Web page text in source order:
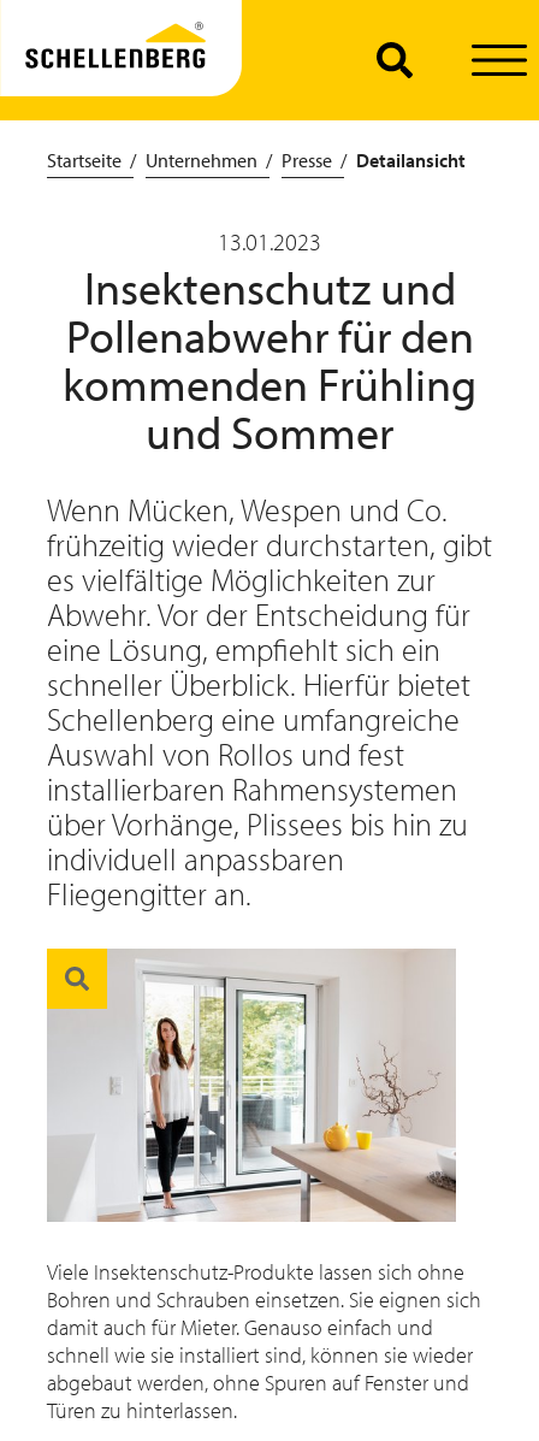
Startseite Unternehmen Presse Detailansicht
13.01.2023
Insektenschutz und
Pollenabwehr für den
kommenden Frühling
und Sommer
Wenn Mücken, Wespen und Co.
frühzeitig wieder durchstarten, gibt
es vielfältige Möglichkeiten zur
Abwehr. Vor der Entscheidung für
eine Lösung, empfiehlt sich ein
schneller Überblick. Hierfür bietet
Schellenberg eine umfangreiche
Auswahl von Rollos und fest
installierbaren Rahmensystemen
über Vorhänge, Plissees bis hin zu
individuell anpassbaren
Fliegengitter an.
Viele Insektenschutz-Produkte lassen sich ohne
Bohren und Schrauben einsetzen. Sie eignen sich
damit auch für Mieter. Genauso einfach und
schnell wie sie installiert sind, können sie wieder
abgebaut werden, ohne Spuren auf Fenster und
Türen zu hinterlassen.